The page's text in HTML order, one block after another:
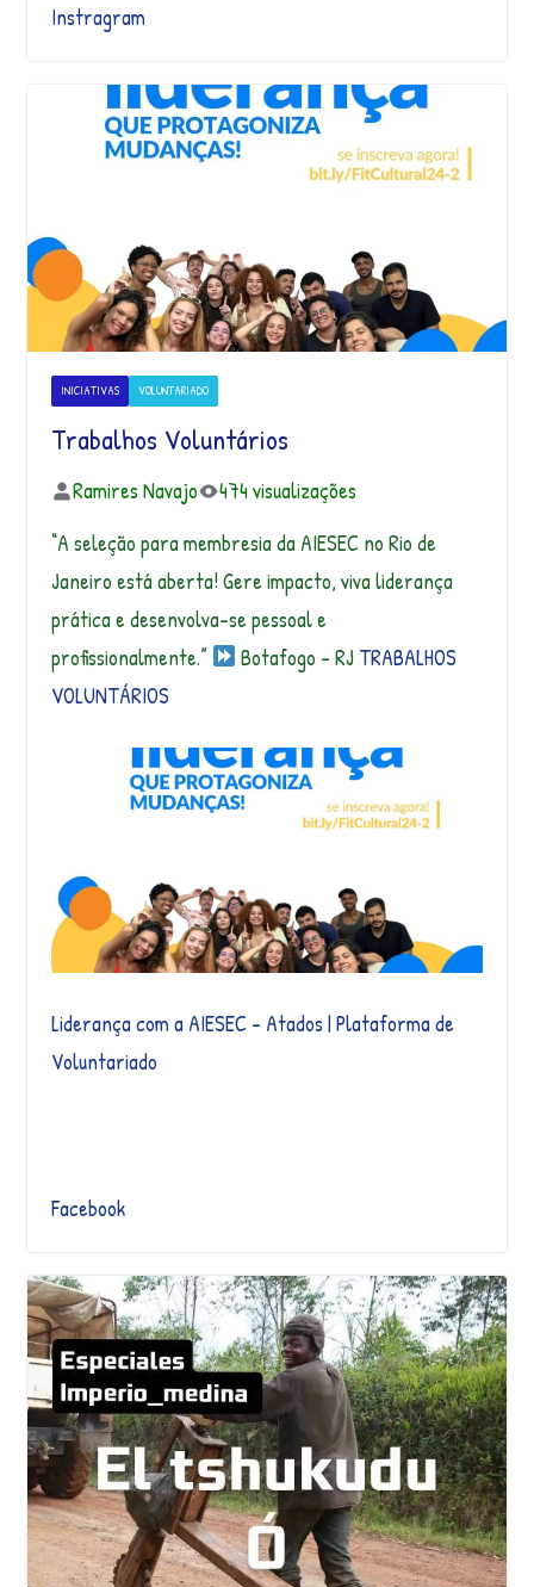
Instragram
INICIATIVAS VOLUNTARIADO
Trabalhos Voluntários
Ramires Navajo
474 visualizações
“A seleção para membresia da AIESEC no Rio de
Janeiro está aberta! Gere impacto, viva liderança
prática e desenvolva-se pessoal e
profissionalmente.”
Botafogo – RJ TRABALHOS
VOLUNTÁRIOS
Liderança com a AIESEC – Atados | Plataforma de
Voluntariado
Facebook